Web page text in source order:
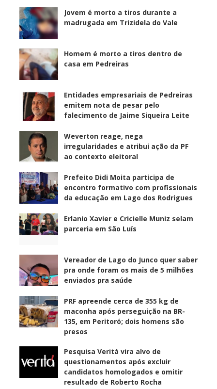
Jovem é morto a tiros durante a
madrugada em Trizidela do Vale
Homem é morto a tiros dentro de
casa em Pedreiras
Entidades empresariais de Pedreiras
emitem nota de pesar pelo
falecimento de Jaime Siqueira Leite
Weverton reage, nega
irregularidades e atribui ação da PF
ao contexto eleitoral
Prefeito Didi Moita participa de
encontro formativo com profissionais
da educação em Lago dos Rodrigues
Erlanio Xavier e Cricielle Muniz selam
parceria em São Luís
Vereador de Lago do Junco quer saber
pra onde foram os mais de 5 milhões
enviados pra saúde
PRF apreende cerca de 355 kg de
maconha após perseguição na BR-
135, em Peritoró; dois homens são
presos
Pesquisa Veritá vira alvo de
questionamentos após excluir
candidatos homologados e omitir
resultado de Roberto Rocha